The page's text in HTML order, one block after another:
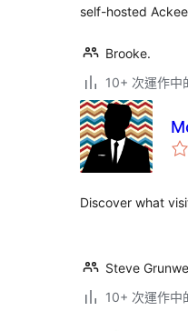
self-hosted
Brooke.
10+ 次運作中
Discover what
Steve
10+ 次運作中